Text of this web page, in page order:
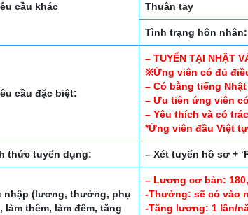
cầu khác Thuận tay
Tình trạng hôn nhân:
cầu đặc biệt:
– TUYỂN TẠI NHẬT
※Ứng viên có đủ
– Có bằng tiếng
– Ưu tiên ứng viên
– Yêu thích và có
*Ứng viên đầu Việt
thức tuyển dụng: – Xét tuyển hồ sơ +
nhập (lương, thưởng, phụ
làm thêm, làm đêm, tăng
– Lương cơ bản:
-Thưởng: sẽ có vào
-Tăng lương: 1 lần/